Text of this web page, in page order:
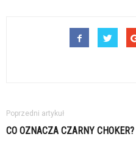
Poprzedni artykuł
CO OZNACZA CZARNY CHOKER?